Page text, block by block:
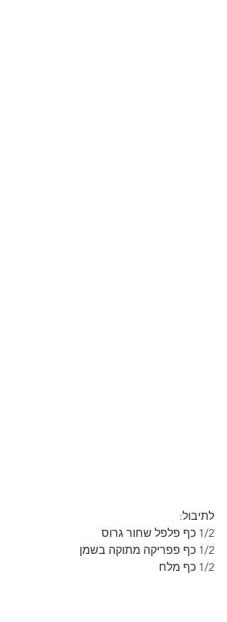
לתיבול:
1/2 כף פלפל שחור גרוס
1/2 כף פפריקה מתוקה בשמן
1/2 כף מלח